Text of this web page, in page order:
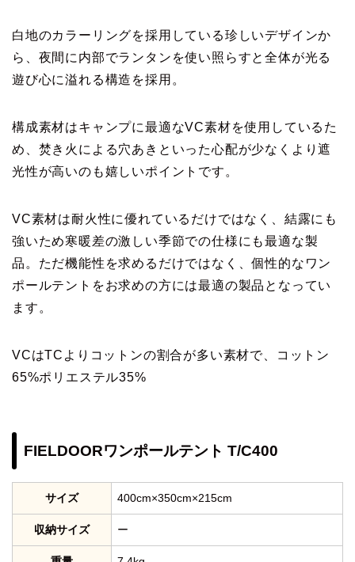
白地のカラーリングを採用している珍しいデザインか
ら、夜間に内部でランタンを使い照らすと全体が光る
遊び心に溢れる構造を採用。
構成素材はキャンプに最適なVC素材を使用しているた
め、焚き火による穴あきといった心配が少なくより遮
光性が高いのも嬉しいポイントです。
VC素材は耐火性に優れているだけではなく、結露にも
強いため寒暖差の激しい季節での仕様にも最適な製
品。ただ機能性を求めるだけではなく、個性的なワン
ポールテントをお求めの方には最適の製品となってい
ます。
VCはTCよりコットンの割合が多い素材で、コットン
65%ポリエステル35%
FIELDOORワンポールテント T/C400
サイズ 400cm×350cm×215cm
収納サイズ ー